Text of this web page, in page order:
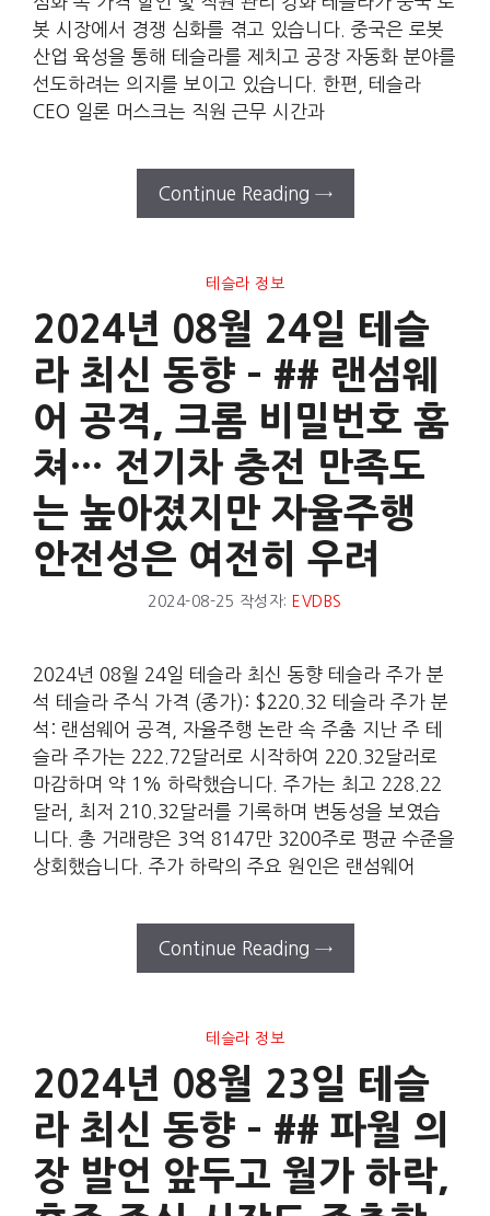
봇 시장에서 경쟁 심화를 겪고 있습니다. 중국은 로봇
산업 육성을 통해 테슬라를 제치고 공장 자동화 분야를
선도하려는 의지를 보이고 있습니다. 한편, 테슬라
CEO 일론 머스크는 직원 근무 시간과
Continue Reading →
테슬라 정보
2024년 08월 24일 테슬
라 최신 동향 – ## 랜섬웨
어 공격, 크롬 비밀번호 훔
쳐… 전기차 충전 만족도
는 높아졌지만 자율주행
안전성은 여전히 우려
2024-08-25 작성자: EVDBS
2024년 08월 24일 테슬라 최신 동향 테슬라 주가 분
석 테슬라 주식 가격 (종가): $220.32 테슬라 주가 분
석: 랜섬웨어 공격, 자율주행 논란 속 주춤 지난 주 테
슬라 주가는 222.72달러로 시작하여 220.32달러로
마감하며 약 1% 하락했습니다. 주가는 최고 228.22
달러, 최저 210.32달러를 기록하며 변동성을 보였습
니다. 총 거래량은 3억 8147만 3200주로 평균 수준을
상회했습니다. 주가 하락의 주요 원인은 랜섬웨어
Continue Reading →
테슬라 정보
2024년 08월 23일 테슬
라 최신 동향 – ## 파월 의
장 발언 앞두고 월가 하락,